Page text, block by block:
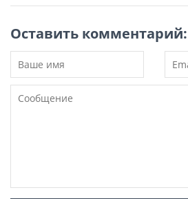
Оставить комментарий: